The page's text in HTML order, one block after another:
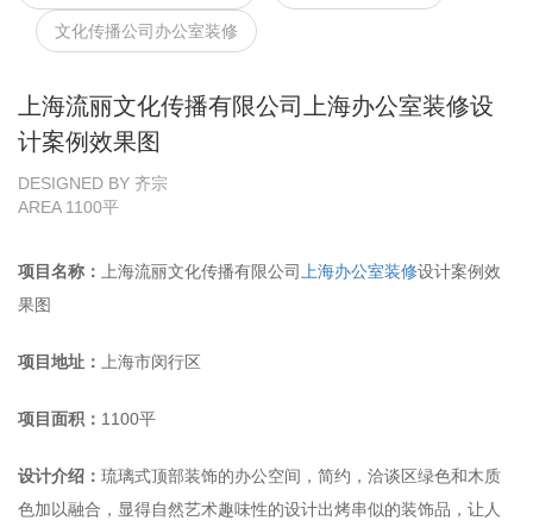
文化传播公司办公室装修
上海流丽文化传播有限公司上海办公室装修设
计案例效果图
DESIGNED BY 齐宗
AREA 1100平
项目名称： 上海流丽文化传播有限公司 上海办公室装修设计案例效
果图
项目地址： 上海市闵行区
项目面积： 1100平
设计介绍： 琉璃式顶部装饰的办公空间，简约，洽谈区绿色和木质
色加以融合，显得自然艺术趣味性的设计出烤串似的装饰品，让人